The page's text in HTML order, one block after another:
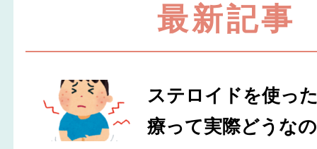
最新記事
ステロイドを使っ
療って実際どうな